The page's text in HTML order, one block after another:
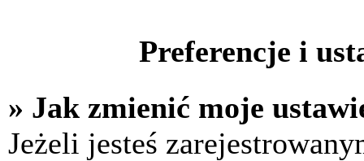
Preferencje i
» Jak zmienić moje
Jeżeli jesteś